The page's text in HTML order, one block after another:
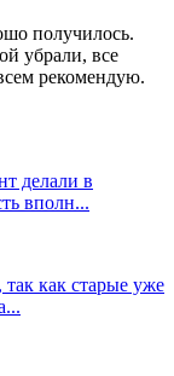
получилось.
убрали, все
рекомендую.
делали в
вполн...
как старые уже